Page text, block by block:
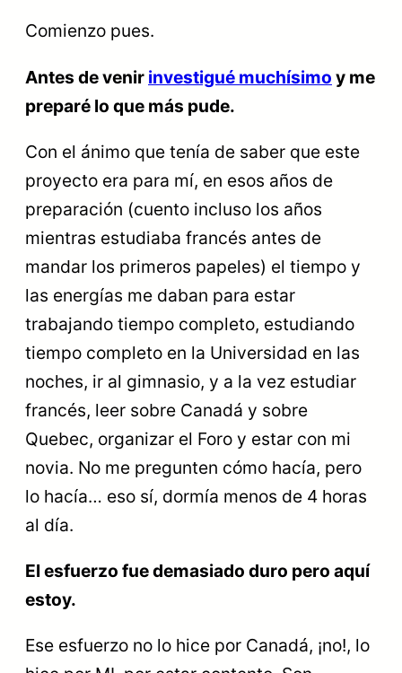
Comienzo pues.
Antes de venir investigué muchísimo y me
preparé lo que más pude.
Con el ánimo que tenía de saber que este
proyecto era para mí, en esos años de
preparación (cuento incluso los años
mientras estudiaba francés antes de
mandar los primeros papeles) el tiempo y
las energías me daban para estar
trabajando tiempo completo, estudiando
tiempo completo en la Universidad en las
noches, ir al gimnasio, y a la vez estudiar
francés, leer sobre Canadá y sobre
Quebec, organizar el Foro y estar con mi
novia. No me pregunten cómo hacía, pero
lo hacía… eso sí, dormía menos de 4 horas
al día.
El esfuerzo fue demasiado duro pero aquí
estoy.
Ese esfuerzo no lo hice por Canadá, ¡no!, lo